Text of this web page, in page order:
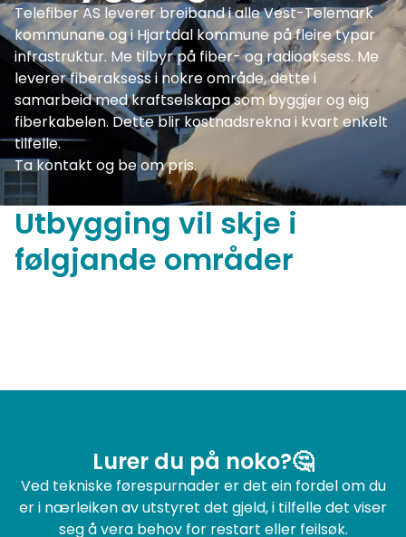
Telefiber AS leverer breiband i alle Vest-Telemark
kommunane og i Hjartdal kommune på fleire typar
infrastruktur. Me tilbyr på fiber- og radioaksess. Me
leverer fiberaksess i nokre område, dette i
samarbeid med kraftselskapa som byggjer og eig
fiberkabelen. Dette blir kostnadsrekna i kvart enkelt
tilfelle.
Ta kontakt og be om pris.
Utbygging vil skje i
følgjande områder
Lurer du på noko?🤔
Ved tekniske førespurnader er det ein fordel om du
er i nærleiken av utstyret det gjeld, i tilfelle det viser
seg å vera behov for restart eller feilsøk.